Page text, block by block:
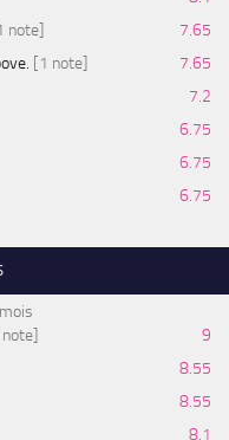
note]
7.65
[1 note]
7.65
7.2
6.75
6.75
6.75
9
8.55
8.55
8.1